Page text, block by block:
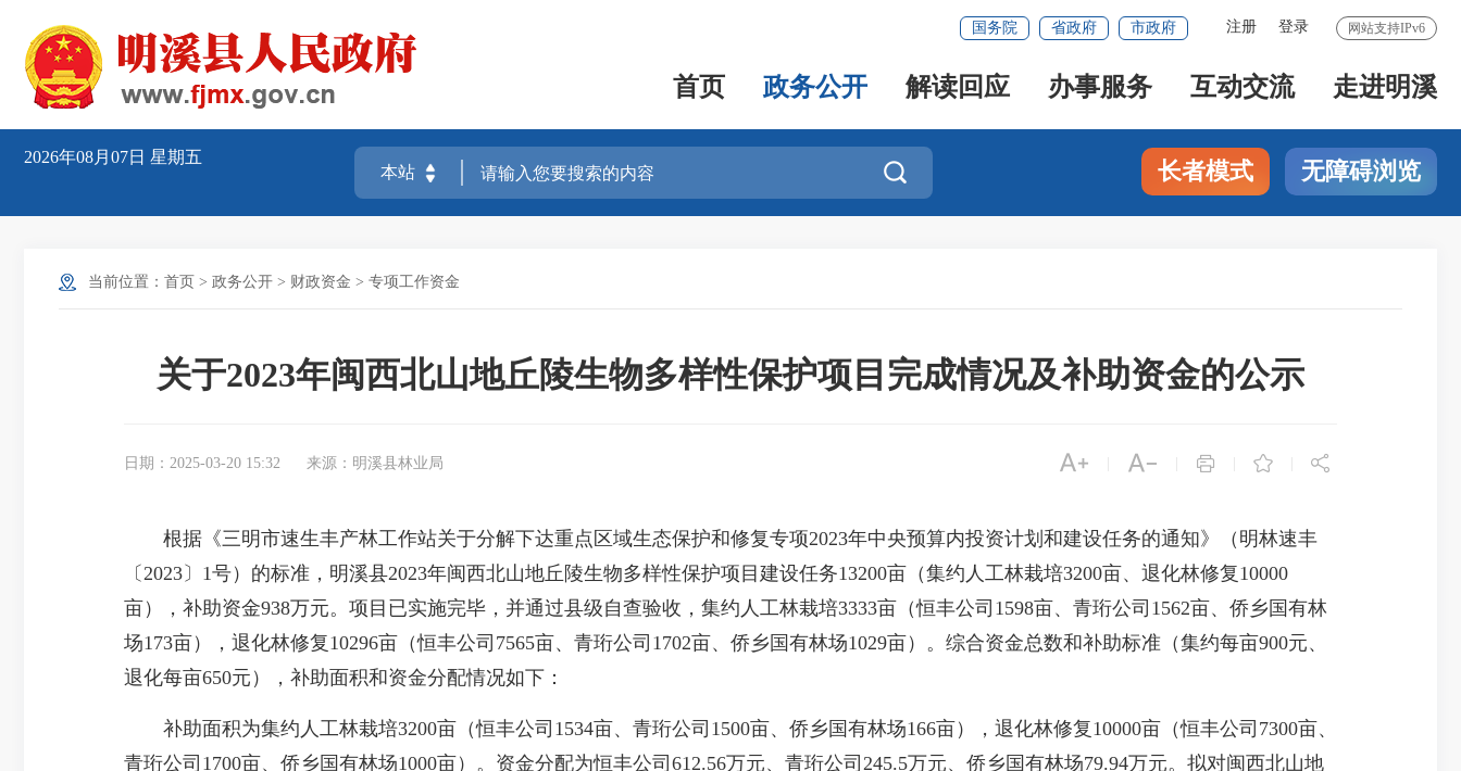
网站支持IPv6
注册 登录
国务院 省政府 市政府
首页 政务公开 解读回应 办事服务 互动交流 走进明溪
2026年08月07日 星期五
 长者模式 无障碍浏览
当前位置： 首页 > 政务公开 > 财政资金 > 专项工作资金
关于2023年闽西北山地丘陵生物多样性保护项目完成情况及补助资金的公示
日期：2025-03-20 15:32 来源：明溪县林业局     
根据《三明市速生丰产林工作站关于分解下达重点区域生态保护和修复专项2023年中央预算内投资计划和建设任务的通知》（明林速丰
〔2023〕1号）的标准，明溪县2023年闽西北山地丘陵生物多样性保护项目建设任务13200亩（集约人工林栽培3200亩、退化林修复10000
亩），补助资金938万元。项目已实施完毕，并通过县级自查验收，集约人工林栽培3333亩（恒丰公司1598亩、青珩公司1562亩、侨乡国有林
场173亩），退化林修复10296亩（恒丰公司7565亩、青珩公司1702亩、侨乡国有林场1029亩）。综合资金总数和补助标准（集约每亩900元、
退化每亩650元），补助面积和资金分配情况如下：
补助面积为集约人工林栽培3200亩（恒丰公司1534亩、青珩公司1500亩、侨乡国有林场166亩），退化林修复10000亩（恒丰公司7300亩、
青珩公司1700亩、侨乡国有林场1000亩）。资金分配为恒丰公司612.56万元、青珩公司245.5万元、侨乡国有林场79.94万元。拟对闽西北山地